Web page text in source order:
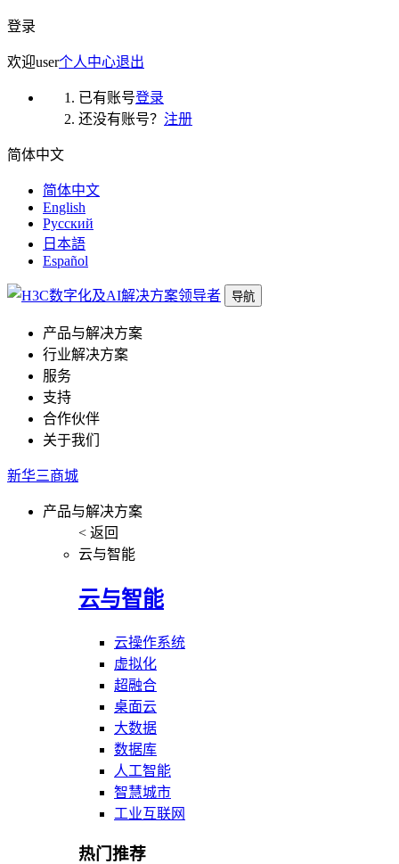
登录
欢迎user个人中心退出
已有账号登录
还没有账号？ 注册
简体中文
简体中文
English
Русский
日本語
Español
导航
产品与解决方案
行业解决方案
服务
支持
合作伙伴
关于我们
新华三商城
产品与解决方案
< 返回
云与智能
云与智能
云操作系统
虚拟化
超融合
桌面云
大数据
数据库
人工智能
智慧城市
工业互联网
热门推荐